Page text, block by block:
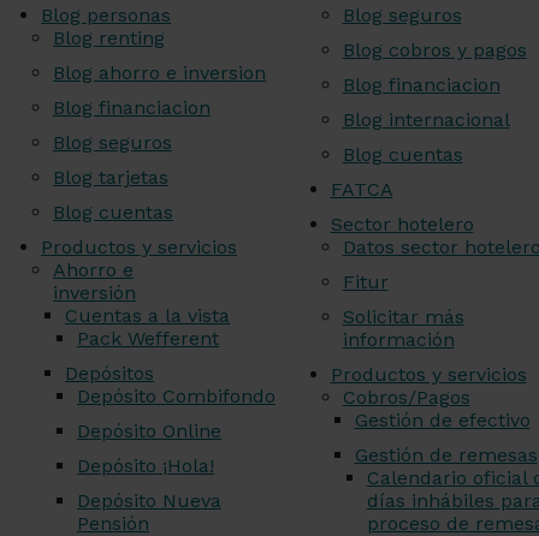
Blog personas
Blog renting
Blog ahorro e inversion
Blog financiacion
Blog seguros
Blog tarjetas
Blog cuentas
Productos y servicios
Ahorro e
inversión
Cuentas a la vista
Pack Wefferent
Depósitos
Depósito Combifondo
Depósito Online
Depósito ¡Hola!
Depósito Nueva
Pensión
Blog seguros
Blog cobros y pagos
Blog financiacion
Blog internacional
Blog cuentas
FATCA
Sector hotelero
Datos sector
Fitur
Solicitar más
información
Productos y servicios
Cobros/Pagos
Gestión de efectivo
Gestión de remesas
Calendario oficial
días inhábiles
proceso de